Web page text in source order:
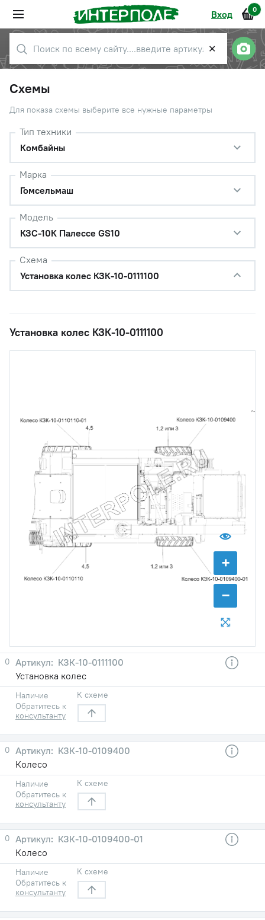
Вход 0
✕
Схемы
Для показа схемы выберите все нужные параметры
Тип техники
Комбайны
Марка
Гомсельмаш
Модель
КЗС-10К Палессе GS10
Схема
Установка колес КЗК-10-0111100
Установка колес КЗК-10-0111100
+
−
0
КЗК-10-0111100
Установка колес
Наличие
Обратитесь к
консультанту
К схеме
0
КЗК-10-0109400
Колесо
Наличие
Обратитесь к
консультанту
К схеме
0
КЗК-10-0109400-01
Колесо
Наличие
Обратитесь к
консультанту
К схеме